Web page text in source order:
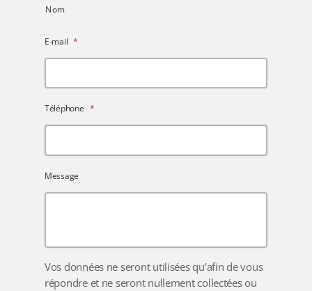
Nom
E-mail *
Téléphone *
Message
Vos données ne seront utilisées qu’afin de vous
répondre et ne seront nullement collectées ou